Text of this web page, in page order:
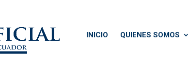
INICIO QUIENES SOMOS